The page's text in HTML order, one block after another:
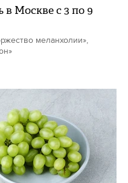
в Москве с 3 по 9
меланхолии»,